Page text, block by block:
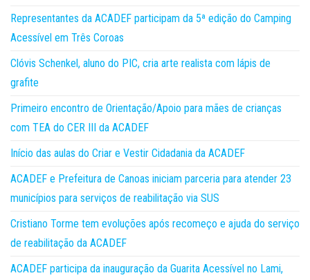
Representantes da ACADEF participam da 5ª edição do Camping
Acessível em Três Coroas
Clóvis Schenkel, aluno do PIC, cria arte realista com lápis de
grafite
Primeiro encontro de Orientação/Apoio para mães de crianças
com TEA do CER III da ACADEF
Início das aulas do Criar e Vestir Cidadania da ACADEF
ACADEF e Prefeitura de Canoas iniciam parceria para atender 23
municípios para serviços de reabilitação via SUS
Cristiano Torme tem evoluções após recomeço e ajuda do serviço
de reabilitação da ACADEF
ACADEF participa da inauguração da Guarita Acessível no Lami,